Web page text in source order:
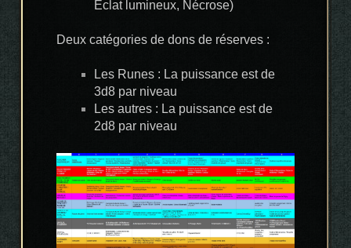
Eclat lumineux, Nécrose)
Deux catégories de dons de réserves :
Les Runes : La puissance est de
3d8 par niveau
Les autres : La puissance est de
2d8 par niveau